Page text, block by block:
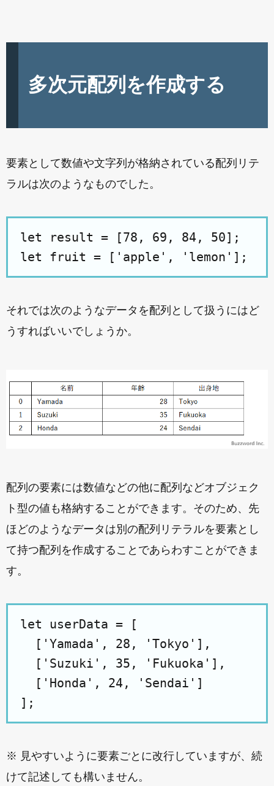
多次元配列を作成する
要素として数値や文字列が格納されている配列リテ
ラルは次のようなものでした。
let result = [78, 69, 84, 50];
それでは次のようなデータを配列として扱うにはど
うすればいいでしょうか。
配列の要素には数値などの他に配列などオブジェク
ト型の値も格納することができます。そのため、先
ほどのようなデータは別の配列リテラルを要素とし
て持つ配列を作成することであらわすことができま
す。
let userData = [
  ['Yamada', 28, 'Tokyo'],
  ['Suzuki', 35, 'Fukuoka'],
  ['Honda', 24, 'Sendai']
※ 見やすいように要素ごとに改行していますが、続
けて記述しても構いません。